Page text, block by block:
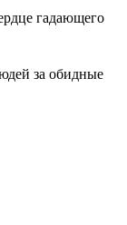
гадающего
за обидные